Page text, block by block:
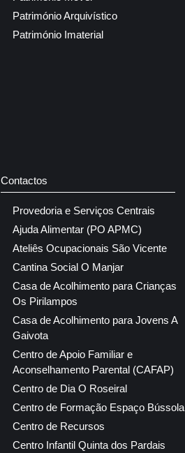
Património Arquivístico
Património Imaterial
Contactos
Provedoria e Serviços Centrais
Ajuda Alimentar (PO APMC)
Ateliês Ocupacionais São Vicente
Cantina Social O Manjar
Casa de Acolhimento para Crianças
Os Pirilampos
Casa de Acolhimento para Jovens A
Gaivota
Centro de Apoio Familiar e
Aconselhamento Parental (CAFAP)
Centro de Dia O Roseiral
Centro de Formação Espaço Bússola
Centro de Recursos
Centro Infantil Quinta dos Pardais